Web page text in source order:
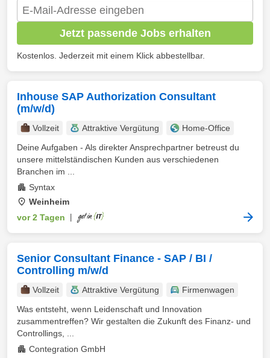
Jetzt passende Jobs erhalten
Kostenlos. Jederzeit mit einem Klick abbestellbar.
Inhouse SAP Authorization Consultant
(m/w/d)
Vollzeit Attraktive Vergütung
Home-Office
Deine Aufgaben - Als direkter Ansprechpartner betreust du
unsere mittelständischen Kunden aus verschiedenen
Branchen im ...
Syntax
Weinheim
vor 2 Tagen
Senior Consultant Finance - SAP / BI /
Controlling m/w/d
Vollzeit Attraktive Vergütung
Firmenwagen
Was entsteht, wenn Leidenschaft und Innovation
zusammentreffen? Wir gestalten die Zukunft des Finanz- und
Controllings, ...
Contegration GmbH